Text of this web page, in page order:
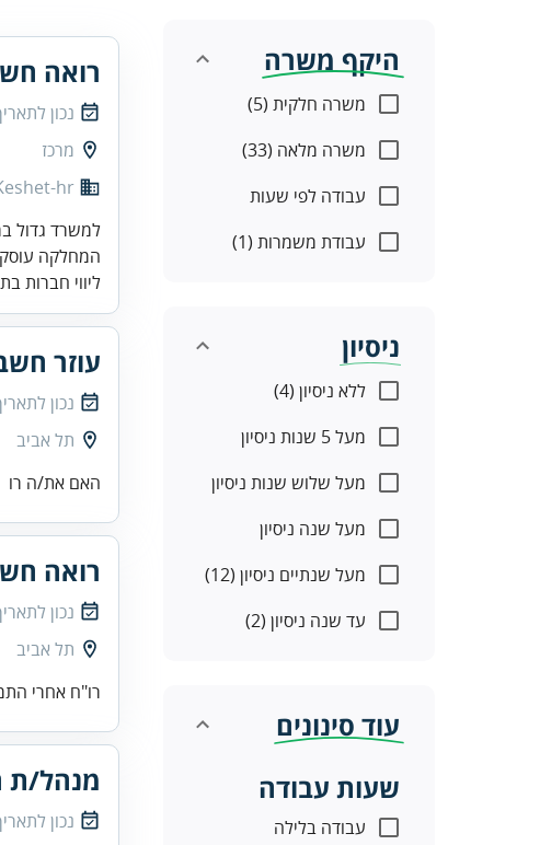
היקף משרה
משרה חלקית (5)
משרה מלאה (33)
עבודה לפי שעות
עבודת משמרות (1)
ניסיון
ללא ניסיון (4)
מעל 5 שנות ניסיון
מעל שלוש שנות ניסיון
מעל שנה ניסיון
מעל שנתיים ניסיון (12)
עד שנה ניסיון (2)
עוד סינונים
שעות עבודה
עבודה בלילה
רואה
נכון
מרכז
hr
למשרד גדול
המחלקה
ליווי חברות
עוזר
נכון
תל אביב
האם את/ה רו
רואה
נכון
תל אביב
רו"ח אחרי
מנהל/ת
נכון